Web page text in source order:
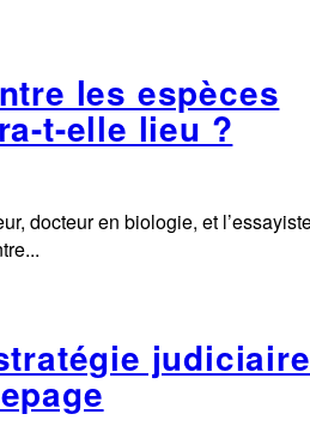
les espèces
t-elle lieu ?
docteur en biologie, et
judiciaire